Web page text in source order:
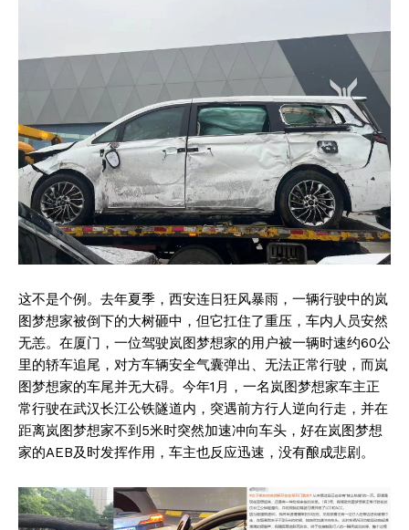
这不是个例。去年夏季，西安连日狂风暴雨，一辆行驶中的岚
图梦想家被倒下的大树砸中，但它扛住了重压，车内人员安然
无恙。在厦门，一位驾驶岚图梦想家的用户被一辆时速约60公
里的轿车追尾，对方车辆安全气囊弹出、无法正常行驶，而岚
图梦想家的车尾并无大碍。今年1月，一名岚图梦想家车主正
常行驶在武汉长江公铁隧道内，突遇前方行人逆向行走，并在
距离岚图梦想家不到5米时突然加速冲向车头，好在岚图梦想
家的AEB及时发挥作用，车主也反应迅速，没有酿成悲剧。